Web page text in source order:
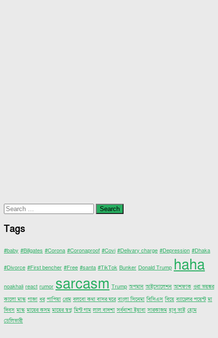
Search
Tags
#baby #Billgates #Corona #Coronaproof #Covi #Delivary charge #Depression #Dhaka
#Divorce #First bencher #Free #santa #TikTok Bunker Donald Trump haha
noakhali react rumor sarcasm Trump অপমান আইসোলেশন আশফাক ওরা ভয়ঙ্কর
কালো মাস্ক গাজা ধর পাপিয়া প্রেম বলবো কথা বাসর ঘরে বাংলা সিনেমা বিসিএস বিয়ে ব্যাচেলর পয়েন্ট মা
দিবস মাস্ক মায়ের কসম মায়ের স্বপ্ন মিন্ট গাম লাল বাদশা সর্বনাশা ইয়াবা সারকাজম হাবু ভাই হোম
ডেলিভারী